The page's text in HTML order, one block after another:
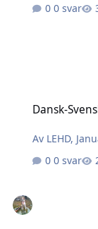
0 svar
Dansk-
Av LEHD,
0 svar